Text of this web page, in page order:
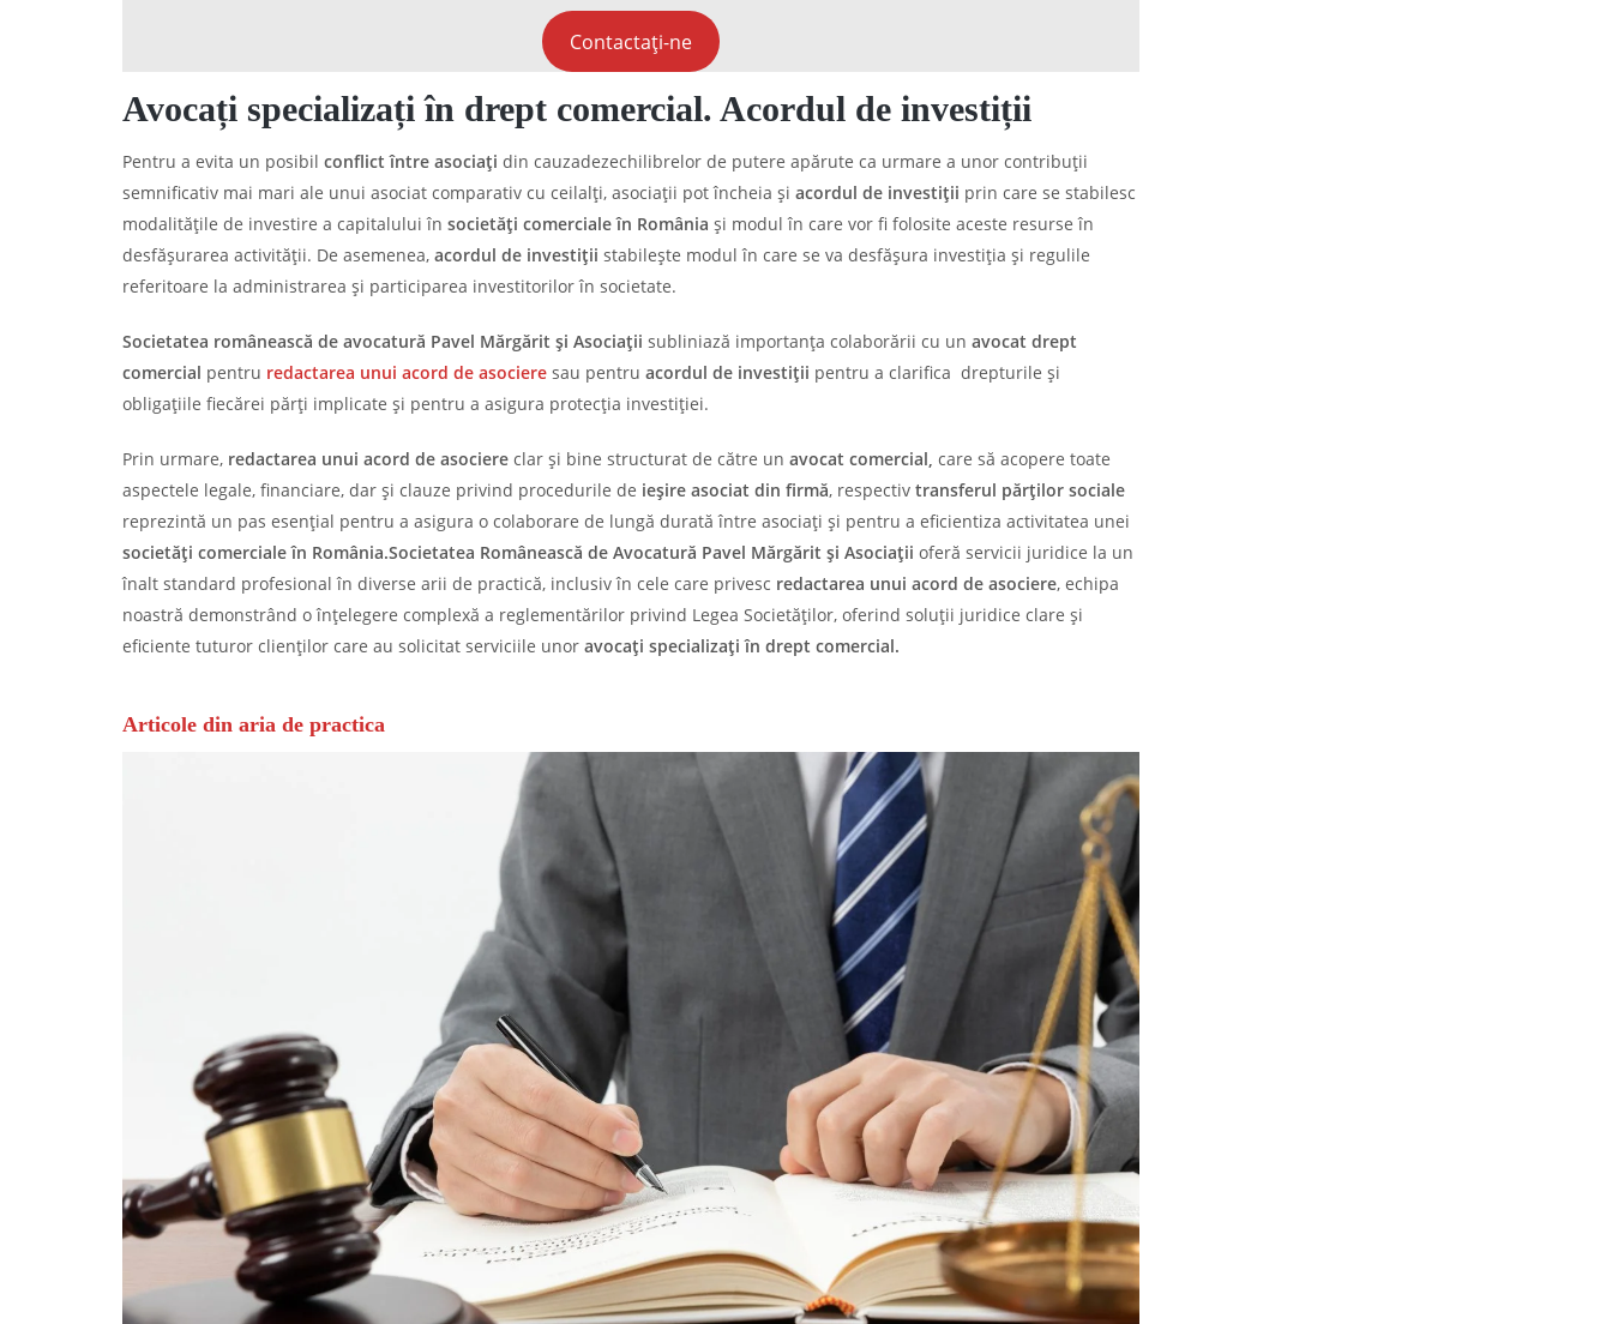
Contactați-ne
Avocați specializați în drept comercial. Acordul de investiții
Pentru a evita un posibil conflict între asociați din cauzadezechilibrelor de putere apărute ca urmare a unor contribuții
semnificativ mai mari ale unui asociat comparativ cu ceilalți, asociații pot încheia și acordul de investiții prin care se stabilesc
modalitățile de investire a capitalului în societăți comerciale în România și modul în care vor fi folosite aceste resurse în
desfășurarea activității. De asemenea, acordul de investiții stabilește modul în care se va desfășura investiția și regulile
referitoare la administrarea și participarea investitorilor în societate.
Societatea românească de avocatură Pavel Mărgărit și Asociații subliniază importanța colaborării cu un avocat drept
comercial pentru redactarea unui acord de asociere sau pentru acordul de investiții pentru a clarifica drepturile și
obligațiile fiecărei părți implicate și pentru a asigura protecția investiției.
Prin urmare, redactarea unui acord de asociere clar și bine structurat de către un avocat comercial, care să acopere toate
aspectele legale, financiare, dar și clauze privind procedurile de ieșire asociat din firmă, respectiv transferul părților sociale
reprezintă un pas esențial pentru a asigura o colaborare de lungă durată între asociați și pentru a eficientiza activitatea unei
societăți comerciale în România.Societatea Românească de Avocatură Pavel Mărgărit și Asociații oferă servicii juridice la un
înalt standard profesional în diverse arii de practică, inclusiv în cele care privesc redactarea unui acord de asociere, echipa
noastră demonstrând o înțelegere complexă a reglementărilor privind Legea Societăților, oferind soluții juridice clare și
eficiente tuturor clienților care au solicitat serviciile unor avocați specializați în drept comercial.
Articole din aria de practica